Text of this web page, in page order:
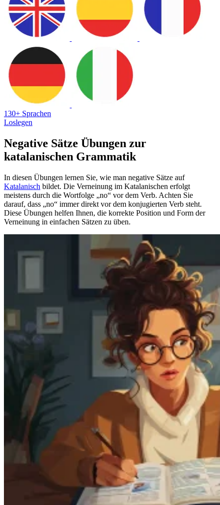
130+ Sprachen
Loslegen
Negative Sätze Übungen zur
katalanischen Grammatik
In diesen Übungen lernen Sie, wie man negative Sätze auf
Katalanisch bildet. Die Verneinung im Katalanischen erfolgt
meistens durch die Wortfolge „no“ vor dem Verb. Achten Sie
darauf, dass „no“ immer direkt vor dem konjugierten Verb steht.
Diese Übungen helfen Ihnen, die korrekte Position und Form der
Verneinung in einfachen Sätzen zu üben.